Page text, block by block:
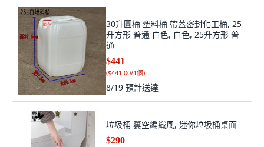
30升圓桶 塑料桶 帶蓋密封化工桶, 25
升方形 普通 白色, 白色, 25升方形 普
通
$441
($441.00/1個)
8/19 預計送達
垃圾桶 簍空編織風, 迷你垃圾桶桌面
$290